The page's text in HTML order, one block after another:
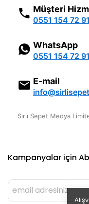
Müşteri
0551 154 72 91
WhatsApp
0551 154 72 91
E-mail
Sırlı Sepet Medya
Kampanyalar için